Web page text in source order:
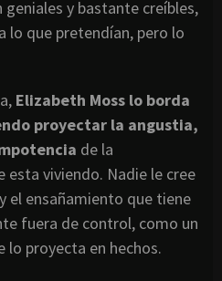
y bastante creíbles,
lo que pretendían, pero lo
Elizabeth Moss lo borda
proyectar la angustia,
de la
viviendo. Nadie le cree
el ensañamiento que tiene
fuera de control, como un
lo proyecta en hechos.